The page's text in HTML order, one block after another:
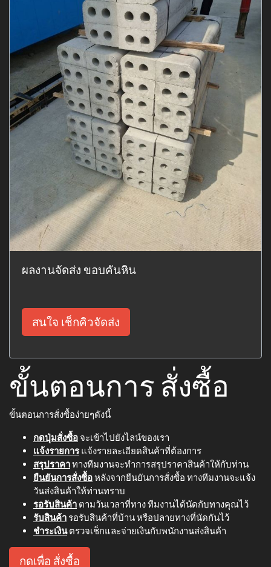
ผลงานจัดส่ง ขอบคันหิน
สนใจ เช็กคิวจัดส่ง
ขั้นตอนการ สั่งซื้อ
ขั้นตอนการสั่งซื้อง่ายๆดังนี้
กดปุ่มสั่งซื้อ จะเข้าไปยังไลน์ของเรา
แจ้งรายการแจ้งรายละเอียดสินค้าที่ต้องการ
สรุปราคาทางทีมงานจะทำการสรุปราคาสินค้าให้กับท่าน
ยืนยันการสั่งซื้อหลังจากยืนยันการสั่งซื้อ ทางทีมงานจะแจ้ง
วันส่งสินค้าให้ท่านทราบ
รอรับสินค้า ตามวันเวลาที่ทาง ทีมงานได้นัดกับทางคุณไว้
รับสินค้า รอรับสินค้าที่บ้าน หรือปลายทางที่นัดกันไว้
ชำระเงินตรวจเช็กและจ่ายเงินกับพนักงานส่งสินค้า
กดเพื่อ สั่งซื้อ